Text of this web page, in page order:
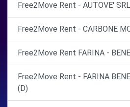
Free2Move Rent - AUTOVE'
Free2Move Rent - CARBONE
Free2Move Rent FARINA -
Free2Move Rent - FARINA
(D)